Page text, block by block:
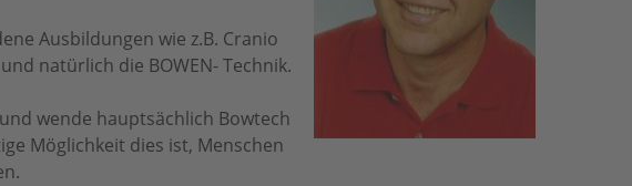
Ausbildungen wie z.B. Cranio
natürlich die BOWEN- Technik.
wende hauptsächlich Bowtech
Möglichkeit dies ist, Menschen